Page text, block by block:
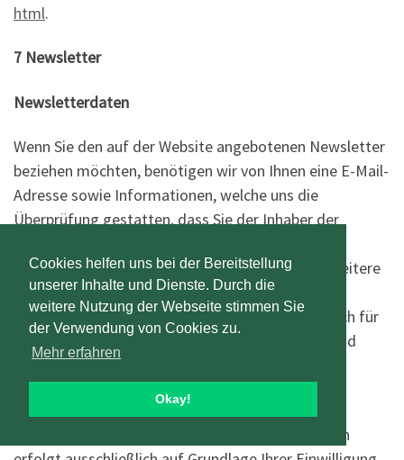
Cookies helfen uns bei der Bereitstellung
unserer Inhalte und Dienste. Durch die
weitere Nutzung der Webseite stimmen Sie
der Verwendung von Cookies zu.
Mehr erfahren
Okay!
html.
7 Newsletter
Newsletterdaten
Wenn Sie den auf der Website angebotenen Newsletter
beziehen möchten, benötigen wir von Ihnen eine E-Mail-
Adresse sowie Informationen, welche uns die
Überprüfung gestatten, dass Sie der Inhaber der
Empfang des Newsletters einverstanden sind. Weitere
Daten werden nicht bzw. nur auf freiwilliger Basis
erhoben. Diese Daten verwenden wir ausschließlich für
den Versand der angeforderten Informationen und
geben diese nicht an Dritte weiter.
Die Verarbeitung der in das
Newsletteranmeldeformular eingegebenen Daten